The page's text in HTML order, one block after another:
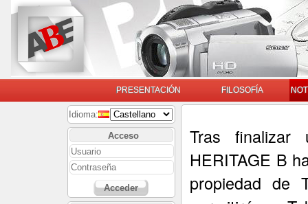
PRESENTACIÓN FILOSOFÍA
Idioma:
Acceso
Acceder
Tras finalizar
HERITAGE B
propiedad de